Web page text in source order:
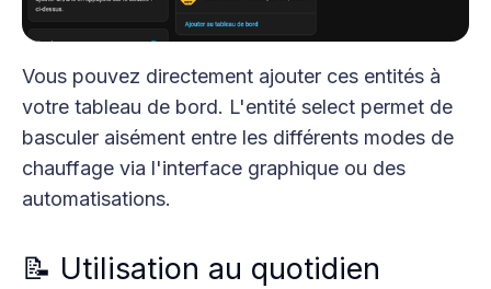
Vous pouvez directement ajouter ces entités à
votre tableau de bord. L'entité select permet de
basculer aisément entre les différents modes de
chauffage via l'interface graphique ou des
automatisations.
📝 Utilisation au quotidien